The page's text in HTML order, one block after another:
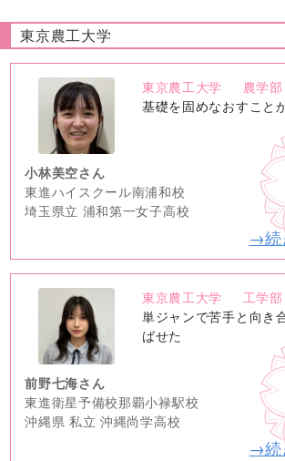
東京農工大学
no
image
東京農工大学
農学部
基礎を固めなおすこと
小林美空さん
東進ハイスクール南浦和校
埼玉県立 浦和第一女子高校
→続
no
image
東京農工大学
工学部
単ジャンで苦手と向き
ばせた
前野七海さん
東進衛星予備校那覇小禄駅校
沖縄県 私立 沖縄尚学高校
→続